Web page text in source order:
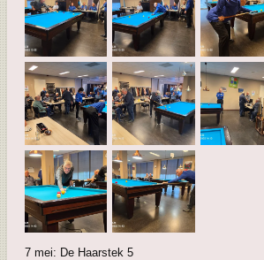
7 mei: De Haarstek 5